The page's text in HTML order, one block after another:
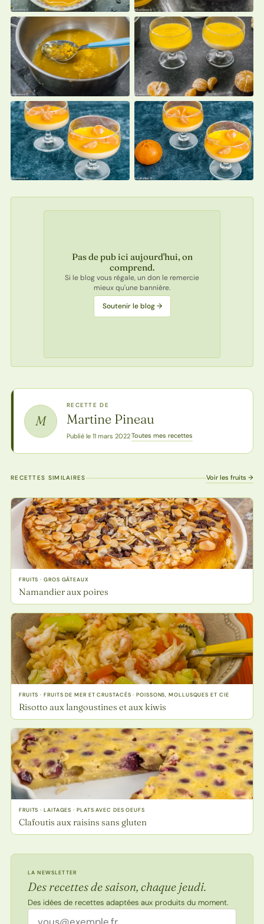
Pas de pub ici aujourd'hui, on
comprend.
Si le blog vous régale, un don le remercie
mieux qu'une bannière.
Soutenir le blog →
M
RECETTE DE
Martine Pineau
Publié le 11 mars 2022·Toutes mes recettes
RECETTES SIMILAIRES Voir les fruits →
FRUITS · GROS GÂTEAUX
Namandier aux poires
FRUITS · FRUITS DE MER ET CRUSTACÉS · POISSONS, MOLLUSQUES ET CIE
Risotto aux langoustines et aux kiwis
FRUITS · LAITAGES · PLATS AVEC DES OEUFS
Clafoutis aux raisins sans gluten
LA NEWSLETTER
Des recettes de saison, chaque jeudi.
Des idées de recettes adaptées aux produits du moment.
Adresse email